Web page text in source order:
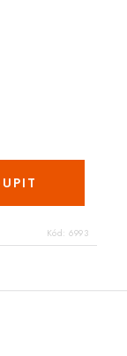
Kód: 6993